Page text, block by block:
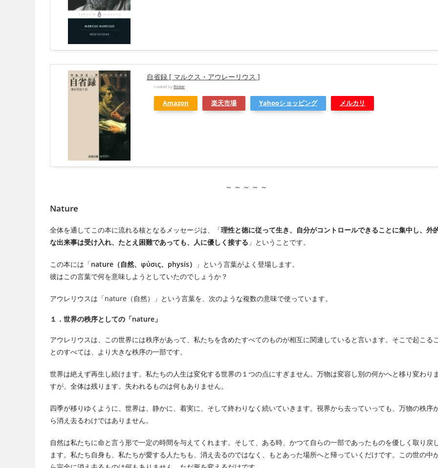
自省録 [ マルクス・アウレーリウス ]
created byRinker
Amazon 楽天市場 Yahooショッピング メルカリ
～ ～ ～ ～ ～
Nature
全体を通してこの本に流れる核となるメッセージは、「理性と徳に従って生き、自分がコントロールできることに集中し、外
な出来事は受け入れ、たとえ困難であっても、人に優しく接する 」ということです。
この本には「nature（自然、φύσις、physis）
」という言葉がよく登場します。
彼はこの言葉で何を意味しようとしていたのでしょうか？
アウレリウスは「nature（自然）」という言葉を、次のような複数の意味で使っています。
１．世界の秩序としての「nature」
アウレリウスは、この世界には秩序があって、私たちを含めたすべてのものが相互に関連していると言います。そこで起こる
とのすべては、より大きな秩序の一部です。
世界は絶えず再生し続けます。私たちの人生は変化する世界の１つの点にすぎません。万物は変容し別の何かへと移り変わり
すが、全体は残ります。失われるものは何もありません。
四季が移りゆくように、世界は、静かに、着実に、そして終わりなく続いていきます。視界から去っていっても、万物の秩序
ら消え去るわけではありません。
自然は私たちに命と言う形で一定の時間を与えてくれます。そして、ある時、かつて自らの一部であったものを優しく取り戻
ます。私たち自身も、私たちが愛する人たちも、消え去るのではなく、もとあった場所へと帰っていくだけです。この世の中